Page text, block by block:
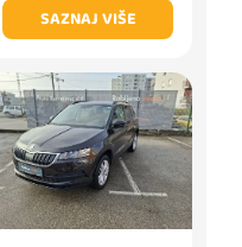
SAZNAJ VIŠE